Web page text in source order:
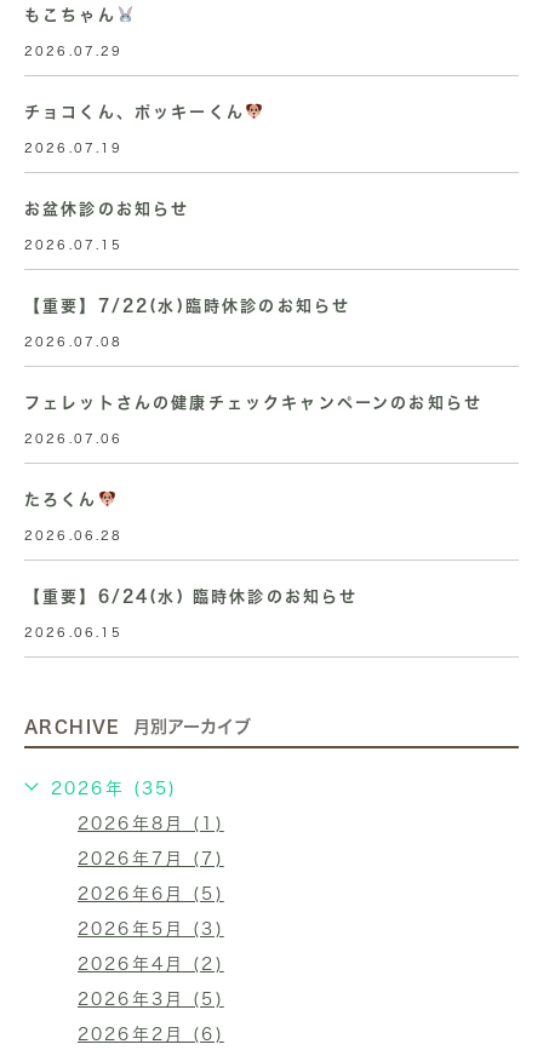
もこちゃん
2026.07.29
チョコくん、ポッキーくん
2026.07.19
お盆休診のお知らせ
2026.07.15
【重要】7/22(水)臨時休診のお知らせ
2026.07.08
フェレットさんの健康チェックキャンペーンのお知らせ
2026.07.06
たろくん
2026.06.28
【重要】6/24(水) 臨時休診のお知らせ
2026.06.15
ARCHIVE 月別アーカイブ
2026年 (35)
2026年8月 (1)
2026年7月 (7)
2026年6月 (5)
2026年5月 (3)
2026年4月 (2)
2026年3月 (5)
2026年2月 (6)